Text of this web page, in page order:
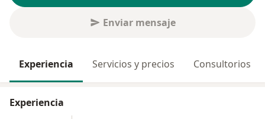
Enviar mensaje
Experiencia Servicios y precios Consultorios
Experiencia